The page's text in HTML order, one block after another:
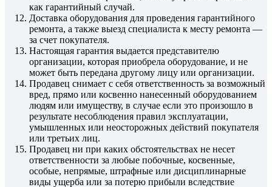
как гарантийный случай.
Доставка оборудования для проведения гарантийного
ремонта, а также выезд специалиста к месту ремонта —
за счет покупателя.
Настоящая гарантия выдается представителю
организации, которая приобрела оборудование, и не
может быть передана другому лицу или организации.
Продавец снимает с себя ответственность за возможный
вред, прямо или косвенно нанесенный оборудованием
людям или имуществу, в случае если это произошло в
результате несоблюдения правил эксплуатации,
умышленных или неосторожных действий покупателя
или третьих лиц.
Продавец ни при каких обстоятельствах не несет
ответственности за любые побочные, косвенные,
особые, непрямые, штрафные или дисциплинарные
виды ущерба или за потерю прибыли вследствие